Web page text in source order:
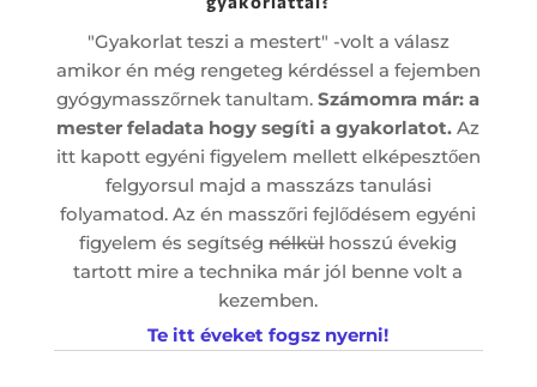
"Gyakorlat teszi a mestert" -volt a válasz
amikor én még rengeteg kérdéssel a fejemben
gyógymasszőrnek tanultam.Számomra már: a
mester feladata hogy segíti a gyakorlatot.Az
itt kapott egyéni figyelem mellett elképesztően
felgyorsul majd a masszázs tanulási
folyamatod. Az én masszőri fejlődésem egyéni
figyelem és segítségnélkülhosszú évekig
tartott mire a technika már jól benne volt a
kezemben.
Te itt éveket fogsz nyerni!